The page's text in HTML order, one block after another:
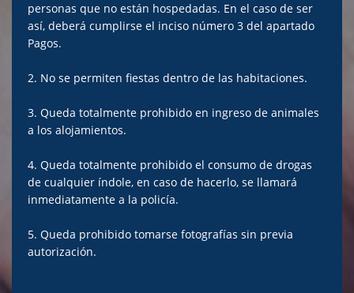
personas que no están hospedadas. En el caso de ser
así, deberá cumplirse el inciso número 3 del apartado
Pagos.
2. No se permiten fiestas dentro de las habitaciones.
3. Queda totalmente prohibido en ingreso de animales
a los alojamientos.
4. Queda totalmente prohibido el consumo de drogas
de cualquier índole, en caso de hacerlo, se llamará
inmediatamente a la policía.
5. Queda prohibido tomarse fotografías sin previa
autorización.